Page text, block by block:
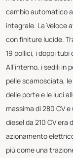
cambio automatico
integrale. La Veloce
con finiture lucide.
19 pollici, i doppi
All'interno, i sedili in
pelle scamosciata,
delle porte e le luci
massima di 280 CV
diesel da 210 CV
azionamento
più come una